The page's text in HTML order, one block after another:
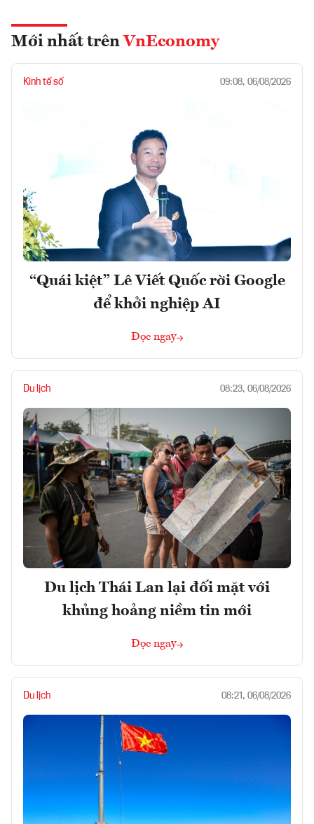
Mới nhất trên VnEconomy
Kinh tế số 09:08, 06/08/2026
“Quái kiệt” Lê Viết Quốc rời Google
để khởi nghiệp AI
Đọc ngay
Du lịch 08:23, 06/08/2026
Du lịch Thái Lan lại đối mặt với
khủng hoảng niềm tin mới
Đọc ngay
Du lịch 08:21, 06/08/2026